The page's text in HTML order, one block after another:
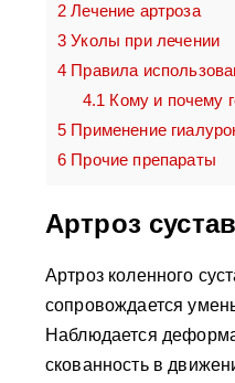
2 Лечение артроза
3 Уколы при лечении
4 Правила
4.1 Кому и почему
5 Применение
6 Прочие препараты
Артроз
Артроз коленного
сопровождается
Наблюдается
скованность в